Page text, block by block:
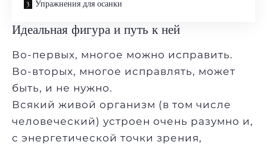
Упражнения для осанки
Идеальная фигура и путь к ней
Во-первых, многое можно исправить.
Во-вторых, многое исправлять, может
быть, и не нужно.
Всякий живой организм (в том числе
человеческий) устроен очень разумно и,
с энергетической точки зрения,